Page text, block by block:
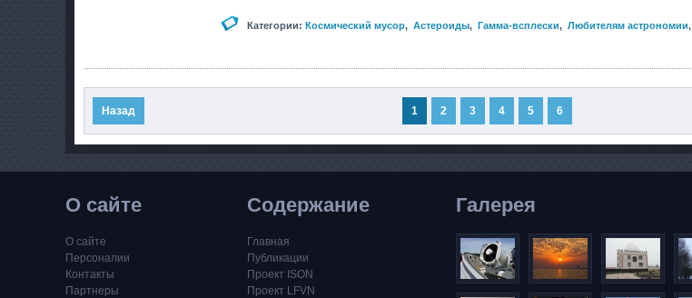
Категории: Космический мусор, Астероиды, Гамма-всплески, Любителям астрономии,
Назад 1 2 3 4 5 6
О сайте
О сайте
Персоналии
Контакты
Партнеры
Содержание
Главная
Публикации
Проект ISON
Проект LFVN
Галерея